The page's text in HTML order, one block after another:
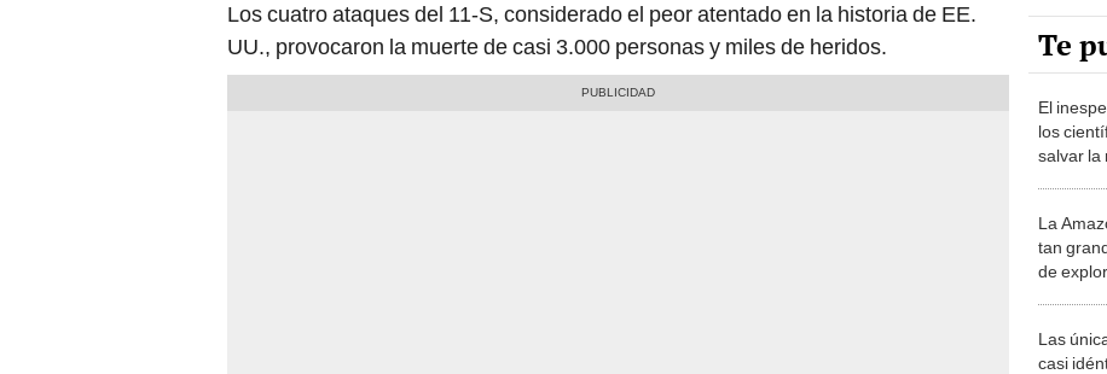
Los cuatro ataques del 11-S, considerado el peor atentado en la historia de EE.
UU., provocaron la muerte de casi 3.000 personas y miles de heridos.
Te
El
los
salvar la
desierto
más vida
La
tan
de
sabía
Las
casi